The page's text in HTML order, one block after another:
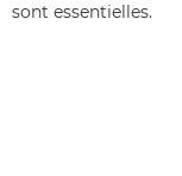
sont essentielles.